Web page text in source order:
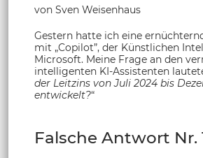
von Sven Weisenhaus
Gestern hatte ich eine
mit „Copilot”, der Künstlichen
Microsoft. Meine Frage an den
intelligenten KI-Assistenten
der Leitzins von Juli 2024 bis
entwickelt?“
Falsche Antwort Nr.